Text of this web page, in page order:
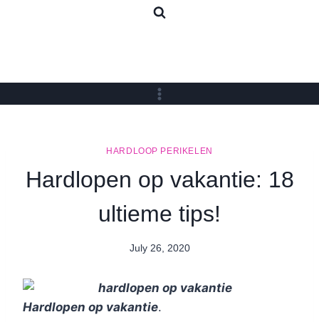
HARDLOOP PERIKELEN
Hardlopen op vakantie: 18
ultieme tips!
By
July 26, 2020
Hardlopen op vakantie.